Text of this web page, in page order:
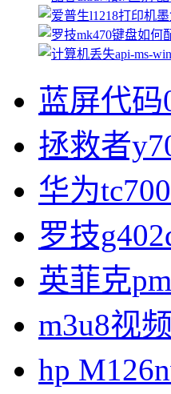
蓝屏代码
拯救者
华为
罗技
英菲克
m3u8视
hp